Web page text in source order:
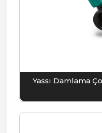
Yassı Damlama